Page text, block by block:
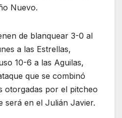
Nuevo.
de blanquear 3-0 al
a las Estrellas,
10-6 a las Aguilas,
que se combinó
otorgadas por el pitcheo
será en el Julián Javier.